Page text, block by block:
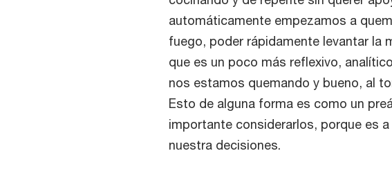
automáticamente empezamos a
fuego, poder rápidamente levantar la
que es un poco más reflexivo,
nos estamos quemando y bueno, al
Esto de alguna forma es como un
importante considerarlos, porque es
nuestra decisiones.